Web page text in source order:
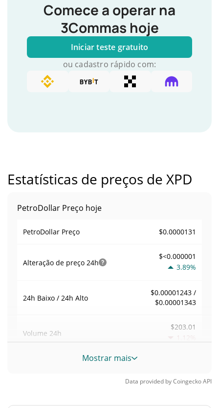
Comece a operar na
3Commas hoje
Iniciar teste gratuito
ou cadastro rápido com:
Estatísticas de preços de XPD
PetroDollar Preço hoje
PetroDollar Preço $0.0000131
Alteração de preço 24h
$<0.000001
3.89%
24h Baixo / 24h Alto
$0.00001243 /
$0.00001343
Volume 24h
$203.01
1.12%
Volume / Limite de
Mostrar mais
Data provided byCoingeckoAPI